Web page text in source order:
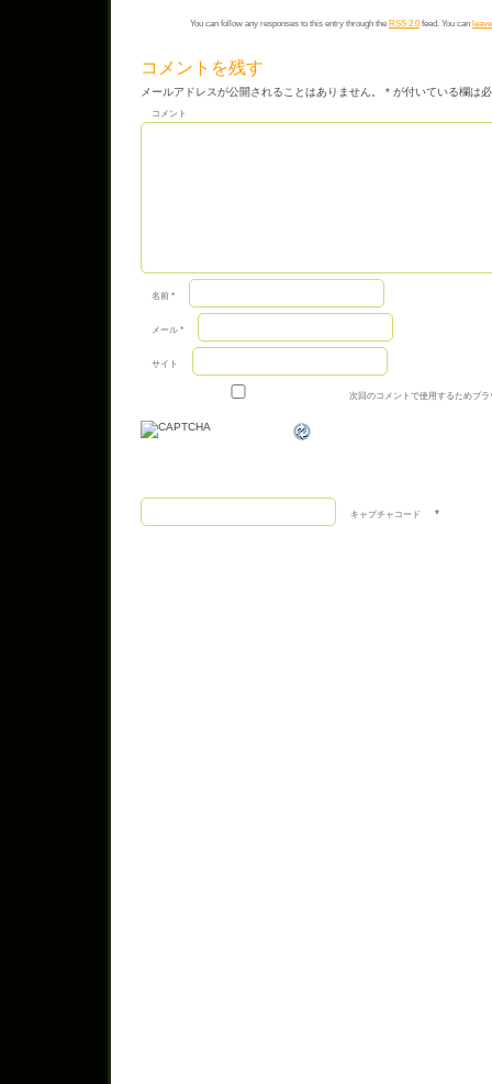
You can follow any responses to this entry through the RSS 2.0feed. You can
コメントを残す
メールアドレスが公開されることはありません。 * が付いている欄は
コメント
名前 *
メール *
サイト
次回のコメントで使用するためブ
キャプチャコード *